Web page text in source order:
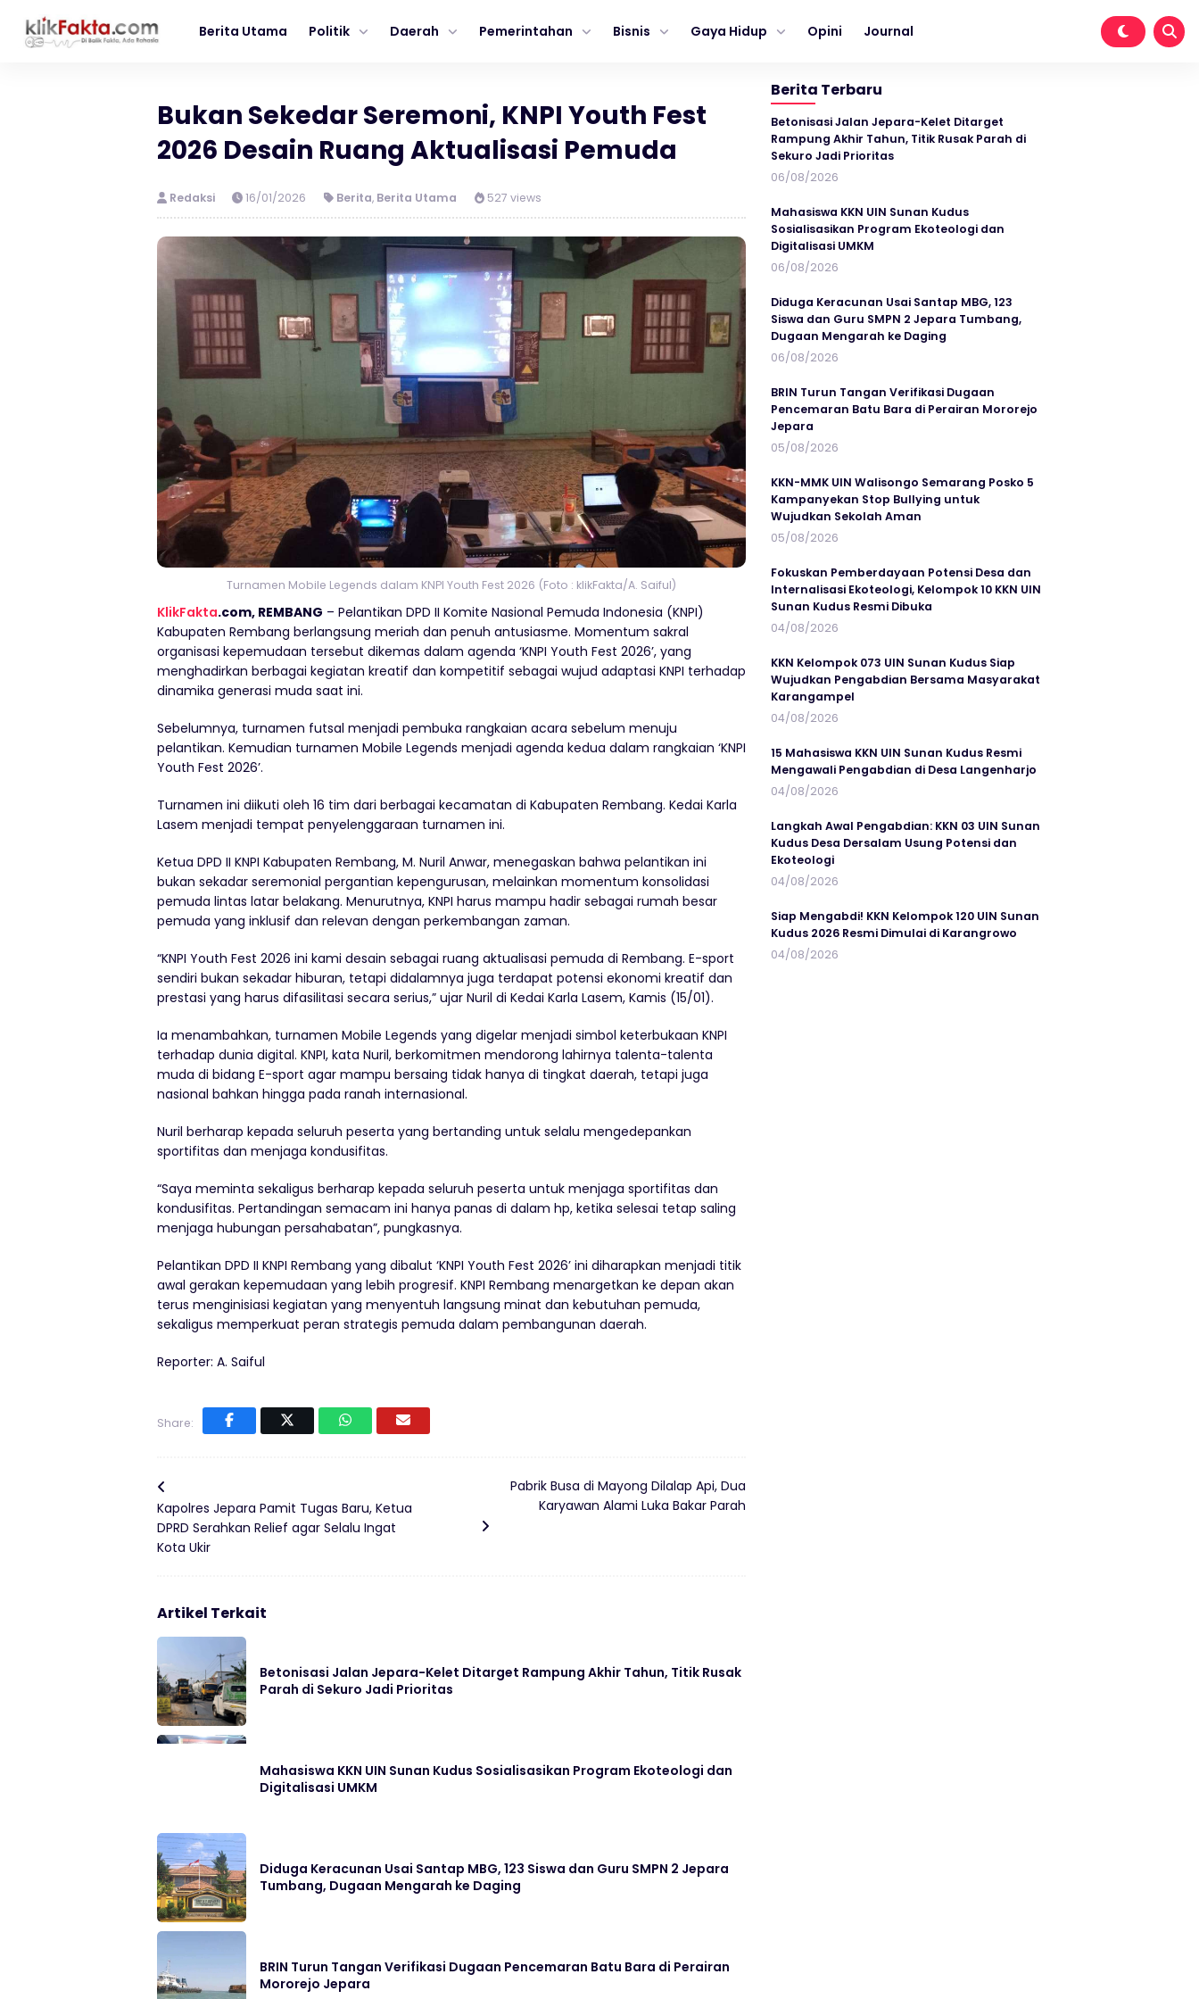
Berita Utama Politik Daerah Pemerintahan Bisnis Gaya Hidup Opini Journal
Bukan Sekedar Seremoni, KNPI Youth Fest
2026 Desain Ruang Aktualisasi Pemuda
Redaksi 16/01/2026 Berita, Berita Utama 527 views
Turnamen Mobile Legends dalam KNPI Youth Fest 2026 (Foto : klikFakta/A. Saiful)
KlikFakta.com, REMBANG – Pelantikan DPD II Komite Nasional Pemuda Indonesia (KNPI)
Kabupaten Rembang berlangsung meriah dan penuh antusiasme. Momentum sakral
organisasi kepemudaan tersebut dikemas dalam agenda ‘KNPI Youth Fest 2026’, yang
menghadirkan berbagai kegiatan kreatif dan kompetitif sebagai wujud adaptasi KNPI terhadap
dinamika generasi muda saat ini.
Sebelumnya, turnamen futsal menjadi pembuka rangkaian acara sebelum menuju
pelantikan. Kemudian turnamen Mobile Legends menjadi agenda kedua dalam rangkaian ‘KNPI
Youth Fest 2026’.
Turnamen ini diikuti oleh 16 tim dari berbagai kecamatan di Kabupaten Rembang. Kedai Karla
Lasem menjadi tempat penyelenggaraan turnamen ini.
Ketua DPD II KNPI Kabupaten Rembang, M. Nuril Anwar, menegaskan bahwa pelantikan ini
bukan sekadar seremonial pergantian kepengurusan, melainkan momentum konsolidasi
pemuda lintas latar belakang. Menurutnya, KNPI harus mampu hadir sebagai rumah besar
pemuda yang inklusif dan relevan dengan perkembangan zaman.
“KNPI Youth Fest 2026 ini kami desain sebagai ruang aktualisasi pemuda di Rembang. E-sport
sendiri bukan sekadar hiburan, tetapi didalamnya juga terdapat potensi ekonomi kreatif dan
prestasi yang harus difasilitasi secara serius,” ujar Nuril di Kedai Karla Lasem, Kamis (15/01).
Ia menambahkan, turnamen Mobile Legends yang digelar menjadi simbol keterbukaan KNPI
terhadap dunia digital. KNPI, kata Nuril, berkomitmen mendorong lahirnya talenta-talenta
muda di bidang E-sport agar mampu bersaing tidak hanya di tingkat daerah, tetapi juga
nasional bahkan hingga pada ranah internasional.
Nuril berharap kepada seluruh peserta yang bertanding untuk selalu mengedepankan
sportifitas dan menjaga kondusifitas.
“Saya meminta sekaligus berharap kepada seluruh peserta untuk menjaga sportifitas dan
kondusifitas. Pertandingan semacam ini hanya panas di dalam hp, ketika selesai tetap saling
menjaga hubungan persahabatan”, pungkasnya.
Pelantikan DPD II KNPI Rembang yang dibalut ‘KNPI Youth Fest 2026’ ini diharapkan menjadi titik
awal gerakan kepemudaan yang lebih progresif. KNPI Rembang menargetkan ke depan akan
terus menginisiasi kegiatan yang menyentuh langsung minat dan kebutuhan pemuda,
sekaligus memperkuat peran strategis pemuda dalam pembangunan daerah.
Reporter: A. Saiful
Share:
Kapolres Jepara Pamit Tugas Baru, Ketua
DPRD Serahkan Relief agar Selalu Ingat
Kota Ukir
Pabrik Busa di Mayong Dilalap Api, Dua
Karyawan Alami Luka Bakar Parah
Artikel Terkait
Betonisasi Jalan Jepara-Kelet Ditarget Rampung Akhir Tahun, Titik Rusak
Parah di Sekuro Jadi Prioritas
Mahasiswa KKN UIN Sunan Kudus Sosialisasikan Program Ekoteologi dan
Digitalisasi UMKM
Diduga Keracunan Usai Santap MBG, 123 Siswa dan Guru SMPN 2 Jepara
Tumbang, Dugaan Mengarah ke Daging
BRIN Turun Tangan Verifikasi Dugaan Pencemaran Batu Bara di Perairan
Mororejo Jepara
Berita Terbaru
Betonisasi Jalan Jepara-Kelet Ditarget
Rampung Akhir Tahun, Titik Rusak Parah di
Sekuro Jadi Prioritas
06/08/2026
Mahasiswa KKN UIN Sunan Kudus
Sosialisasikan Program Ekoteologi dan
Digitalisasi UMKM
06/08/2026
Diduga Keracunan Usai Santap MBG, 123
Siswa dan Guru SMPN 2 Jepara Tumbang,
Dugaan Mengarah ke Daging
06/08/2026
BRIN Turun Tangan Verifikasi Dugaan
Pencemaran Batu Bara di Perairan Mororejo
Jepara
05/08/2026
KKN-MMK UIN Walisongo Semarang Posko 5
Kampanyekan Stop Bullying untuk
Wujudkan Sekolah Aman
05/08/2026
Fokuskan Pemberdayaan Potensi Desa dan
Internalisasi Ekoteologi, Kelompok 10 KKN UIN
Sunan Kudus Resmi Dibuka
04/08/2026
KKN Kelompok 073 UIN Sunan Kudus Siap
Wujudkan Pengabdian Bersama Masyarakat
Karangampel
04/08/2026
15 Mahasiswa KKN UIN Sunan Kudus Resmi
Mengawali Pengabdian di Desa Langenharjo
04/08/2026
Langkah Awal Pengabdian: KKN 03 UIN Sunan
Kudus Desa Dersalam Usung Potensi dan
Ekoteologi
04/08/2026
Siap Mengabdi! KKN Kelompok 120 UIN Sunan
Kudus 2026 Resmi Dimulai di Karangrowo
04/08/2026